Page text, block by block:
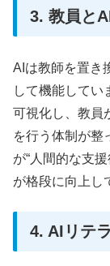
3. 教員と
AIは教師を置き
して機能してい
可視化し、教員
を行う体制が整
が“人間的な支
が格段に向上し
4. AIリテ